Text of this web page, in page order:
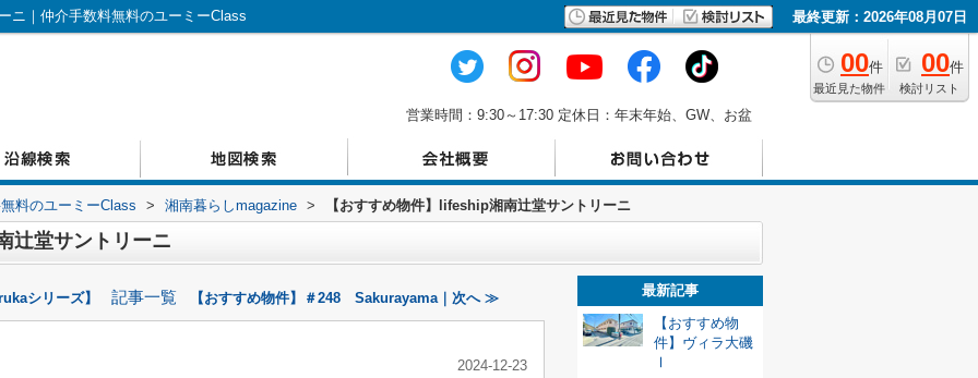
ニ｜仲介手数料無料のユーミーClass 最終更新：2026年08月07日
00件
最近見た物件
00件
検討リスト
営業時間：9:30～17:30 定休日：年末年始、GW、お盆
料のユーミーClass > 湘南暮らしmagazine > 【おすすめ物件】lifeship湘南辻堂サントリーニ
辻堂サントリーニ
シリーズ】 記事一覧 【おすすめ物件】＃248 Sakurayama｜次へ ≫
2024-12-23
最新記事
【おすすめ物
件】ヴィラ大磯
Ⅰ